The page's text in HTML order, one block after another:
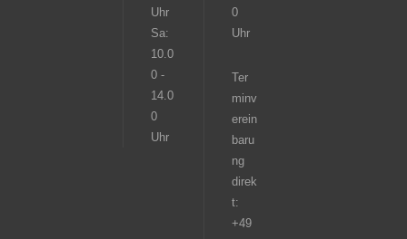
Uhr
Sa:
10.0
0 -
14.0
0
Uhr
0
Uhr
Ter
minv
erein
baru
ng
direk
t:
+49